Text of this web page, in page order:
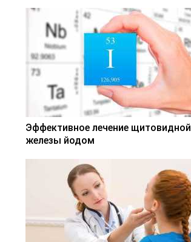
Эффективное лечение щитовидной
железы йодом